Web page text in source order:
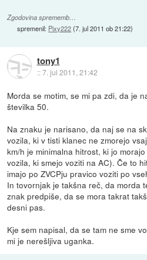
Zgodovina sprememb…
spremenil: Pixy222(7. jul 2011 ob 21:22)
tony1
::7. jul 2011, 21:42
Morda se motim, se mi pa zdi, da je
številka 50.
Na znaku je narisano, da naj se na
vozila, ki v tisti klanec ne zmorejo
km/h je minimalna hitrost, ki jo
vozila, ki smejo voziti na AC). Če to
imajo po ZVCPju pravico voziti po
In tovornjak je takšna reč, da morda
znak predpiše, da se mora takrat
desni pas.
Kje sem napisal, da se tam ne sme
mi je nerešljiva uganka.